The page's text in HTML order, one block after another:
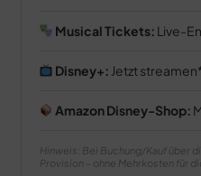
Musical Tickets: Live-
Disney+: Jetzt streamen
Amazon Disney-Shop:
Hinweis: Bei Buchung/Kauf über
Provision – ohne Mehrkosten für